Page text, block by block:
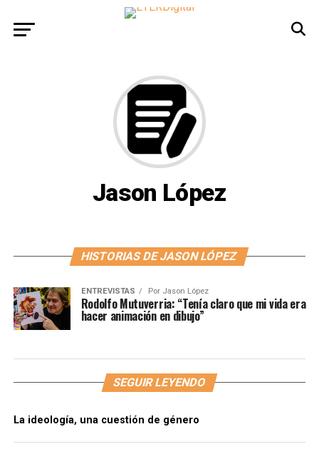
Jason López
HISTORIAS DE JASON LÓPEZ
ENTREVISTAS Por Jason López
Rodolfo Mutuverria: “Tenía claro que mi vida era
hacer animación en dibujo”
SEGUIR LEYENDO
La ideología, una cuestión de género